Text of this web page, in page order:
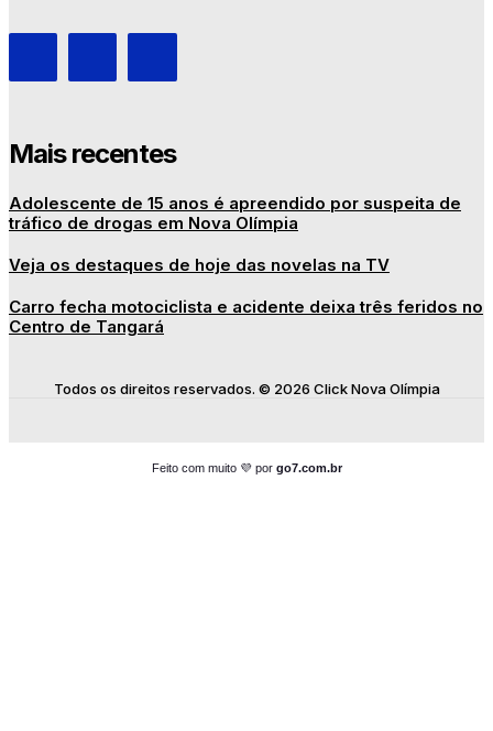
Mais recentes
Adolescente de 15 anos é apreendido por suspeita de
tráfico de drogas em Nova Olímpia
Veja os destaques de hoje das novelas na TV
Carro fecha motociclista e acidente deixa três feridos no
Centro de Tangará
Todos os direitos reservados. © 2026 Click Nova Olímpia
Feito com muito 💜 por go7.com.br